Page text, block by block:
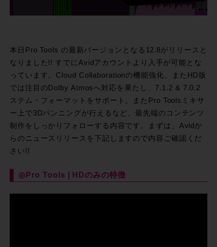
本日Pro Tools の最新バージョンとなる12.8がリリースと
なりました!! すでにAvidアカウントより入手が可能とな
っています。Cloud Collaborationの機能強化、またHD版
では注目のDolby Atmosへ対応を果たし、7.1.2 & 7.0.2
ステム・フォーマットをサポート。またPro Toolsミキサ
ー上で3Dパンニングが行えるなど、最先端のコンテンツ
制作をしっかりフォローする内容です。まずは、Avidか
らのニュースリリースを下記しますので内容ご確認くだ
さい!!
◎Pro Tools | HDのみの特徴